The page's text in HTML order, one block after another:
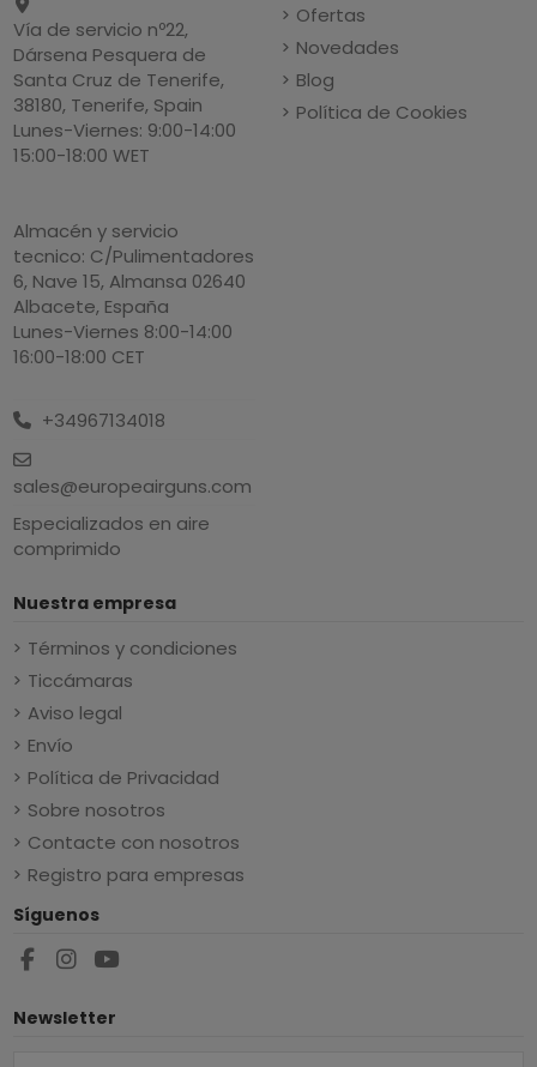
Vía de servicio nº22,
Dársena Pesquera de
Santa Cruz de Tenerife,
38180, Tenerife, Spain
Lunes-Viernes: 9:00-14:00
15:00-18:00 WET
Almacén y servicio
tecnico: C/Pulimentadores
6, Nave 15, Almansa 02640
Albacete, España
Lunes-Viernes 8:00-14:00
16:00-18:00 CET
+34967134018
sales@europeairguns.com
Especializados en aire
comprimido
Ofertas
Novedades
Blog
Política de Cookies
Nuestra empresa
Términos y condiciones
Ticcámaras
Aviso legal
Envío
Política de Privacidad
Sobre nosotros
Contacte con nosotros
Registro para empresas
Síguenos
Newsletter